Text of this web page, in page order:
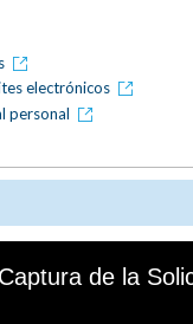
electrónicos
personal